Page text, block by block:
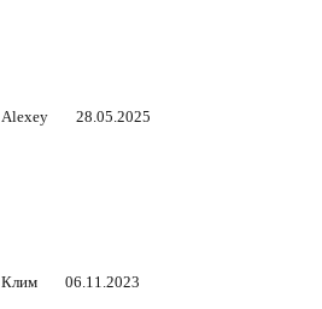
Alexey 28.05.2025
Клим 06.11.2023